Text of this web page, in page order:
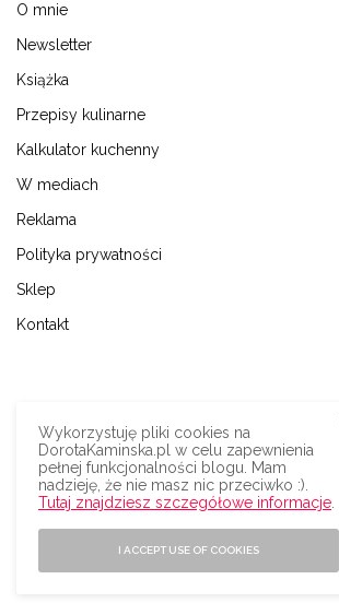
O mnie
Newsletter
Książka
Przepisy kulinarne
Kalkulator kuchenny
W mediach
Reklama
Polityka prywatności
Sklep
Kontakt
© 2009-2024 | Dorota Kamińska blog
podróże i styl życia | Wszystkie prawa
odnośników na blogu to afiliacyjne linki
|
Wykorzystuję pliki cookies na
DorotaKaminska.pl w celu zapewnienia
pełnej funkcjonalności blogu. Mam
nadzieję, że nie masz nic przeciwko :).
Tutaj znajdziesz szczegółowe informacje
I ACCEPT USE OF COOKIES